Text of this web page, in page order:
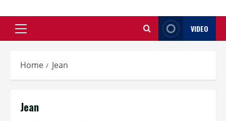
Primary
VIDEO
Home Jean
Jean